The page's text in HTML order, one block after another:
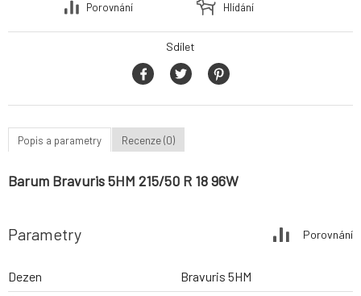
Porovnání
Hlídání
Sdílet
Popis a parametry Recenze (0)
Barum Bravuris 5HM 215/50 R 18 96W
Parametry Porovnání
Dezen
Bravuris 5HM